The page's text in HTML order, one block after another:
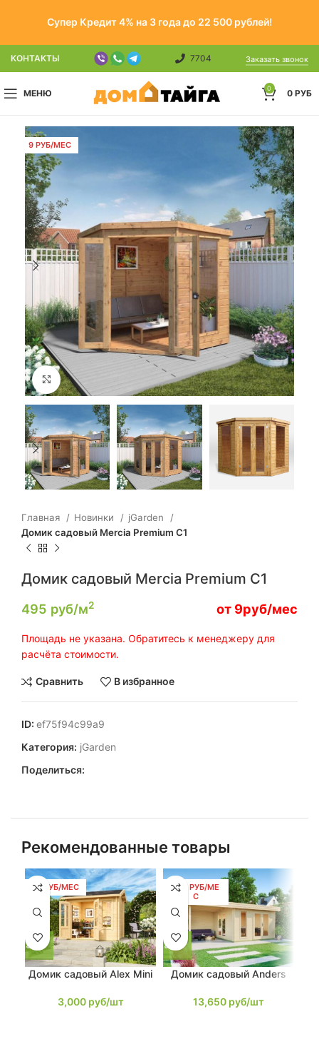
Супер Кредит 4% на 3 года до 22 500 рублей!
КОНТАКТЫ 7704 Заказать звонок
МЕНЮ 0 0 РУБ
9 РУБ/МЕС
Click to enlarge
Главная Новинки
jGarden
Домик садовый Mercia Premium C1
Домик садовый Mercia Premium C1
495 руб/м2 от 9руб/мес
Площадь не указана. Обратитесь к менеджеру для
расчёта стоимости.
Сравнить В избранное
ID: ef75f94c99a9
Категория: jGarden
Поделиться:
Рекомендованные товары
57 РУБ/МЕС
Домик садовый Alex Mini
3,000 руб/шт
259 РУБ/МЕ
С
Домик садовый Anders
13,650 руб/шт